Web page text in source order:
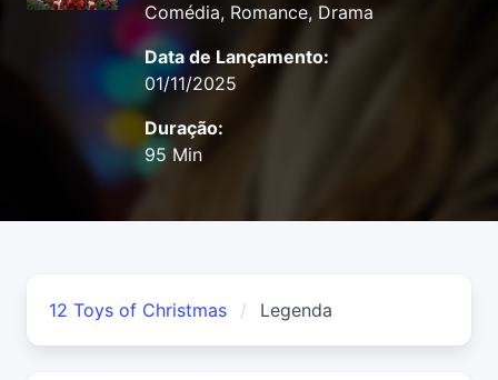
Comédia, Romance, Drama
Data de Lançamento:
01/11/2025
Duração:
95 Min
12 Toys of Christmas Legenda